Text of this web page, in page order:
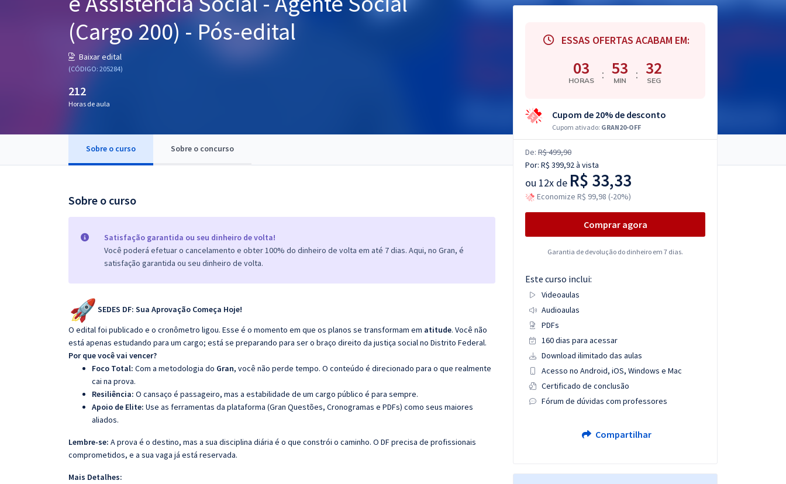
Conteúdo gratuito
Blog
(Cargo 200) - Pós-edital
Baixar edital
(CÓDIGO: 205284)
212
Horas de aula
Sobre o curso Sobre o concurso
Sobre o curso
Satisfação garantida ou seu dinheiro de volta!
Você poderá efetuar o cancelamento e obter 100% do dinheiro de volta em até 7 dias. Aqui, no Gran, é
satisfação garantida ou seu dinheiro de volta.
SEDES DF: Sua Aprovação Começa Hoje!
O edital foi publicado e o cronômetro ligou. Esse é o momento em que os planos se transformam em atitude. Você não
está apenas estudando para um cargo; está se preparando para ser o braço direito da justiça social no Distrito Federal.
Por que você vai vencer?
Foco Total: Com a metodologia do Gran, você não perde tempo. O conteúdo é direcionado para o que realmente
cai na prova.
Resiliência: O cansaço é passageiro, mas a estabilidade de um cargo público é para sempre.
Apoio de Elite: Use as ferramentas da plataforma (Gran Questões, Cronogramas e PDFs) como seus maiores
aliados.
Lembre-se: A prova é o destino, mas a sua disciplina diária é o que constrói o caminho. O DF precisa de profissionais
comprometidos, e a sua vaga já está reservada.
Mais Detalhes:
ESSAS OFERTAS ACABAM EM:
03
HORAS : 53
MIN : 31
SEG
Cupom de 20% de desconto
Cupom ativado: GRAN20-OFF
De: R$ 499,90
Por: R$ 399,92à vista
ou 12x de R$ 33,33
Economize R$ 99,98 (-20%)
Comprar agora
Garantia de devolução do dinheiro em 7 dias.
Este curso inclui:
Videoaulas
Audioaulas
PDFs
160 dias para acessar
Download ilimitado das aulas
Acesso no Android, iOS, Windows e Mac
Certificado de conclusão
Fórum de dúvidas com professores
Compartilhar